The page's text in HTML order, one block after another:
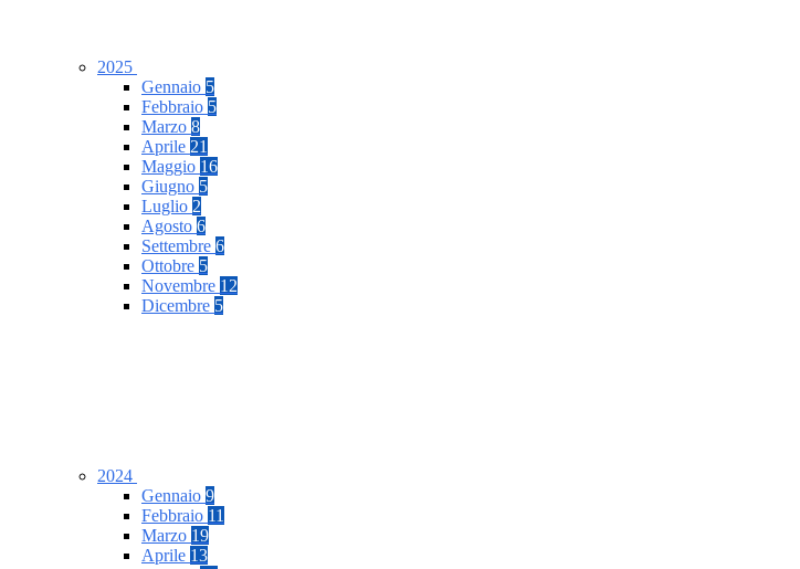
2025
Gennaio 5
Febbraio 5
Marzo 8
Aprile 21
Maggio 16
Giugno 5
Luglio 2
Agosto 6
Settembre 6
Ottobre 5
Novembre 12
Dicembre 5
2024
Gennaio 9
Febbraio 11
Marzo 19
Aprile 13